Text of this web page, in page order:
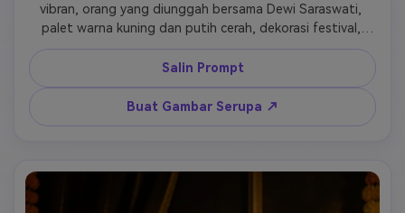
vibran, orang yang diunggah bersama Dewi Saraswati,
palet warna kuning dan putih cerah, dekorasi festival,
kontras tinggi, estetika media sosial yang trendi
Salin Prompt
Buat Gambar Serupa ↗